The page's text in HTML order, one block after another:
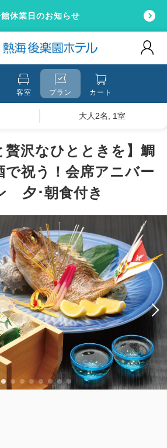
休業日のお知らせ
客室 プラン カート
大人2名, 1室
贅沢なひとときを】鯛
で祝う！会席アニバー
夕･朝食付き